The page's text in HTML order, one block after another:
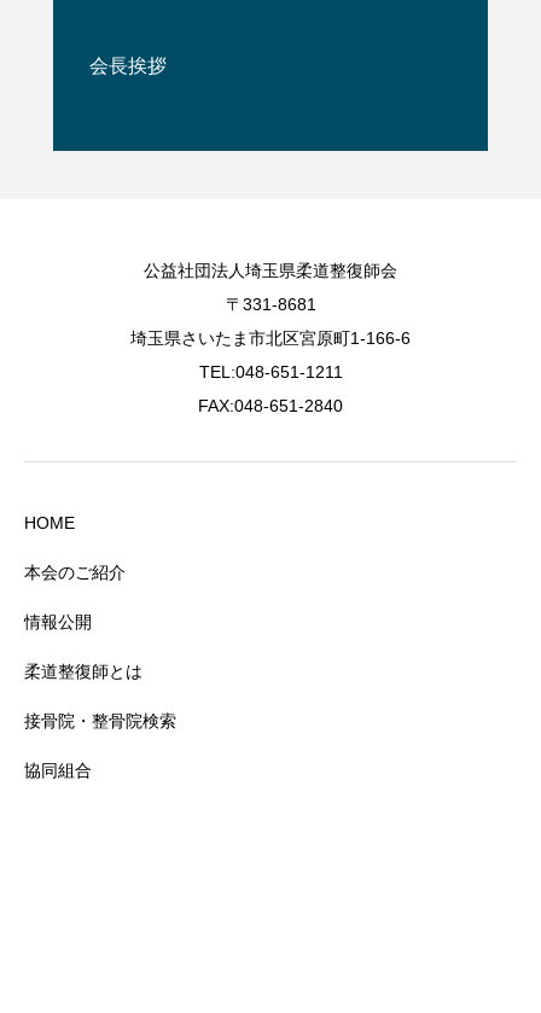
会長挨拶
公益社団法人埼玉県柔道整復師会
〒331-8681
埼玉県さいたま市北区宮原町1-166-6
TEL:048-651-1211
FAX:048-651-2840
HOME
本会のご紹介
情報公開
柔道整復師とは
接骨院・整骨院検索
協同組合